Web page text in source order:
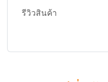
รีวิวสินค้า